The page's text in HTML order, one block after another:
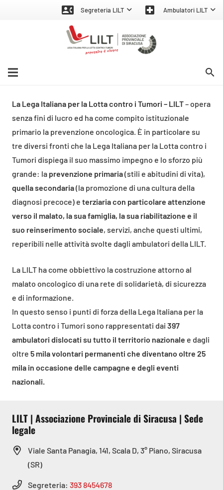
contact_phone Segreteria LILT local_hospital Ambulatori LILT
search
La Lega Italiana per la Lotta contro i Tumori – LILT– opera
senza fini di lucro ed ha come compito istituzionale
primario la prevenzione oncologica. È in particolare su
tre diversi fronti che la Lega Italiana per la Lotta contro i
Tumori dispiega il suo massimo impegno e lo sforzo più
grande: la prevenzione primaria(stili e abitudini di vita),
quella secondaria(la promozione di una cultura della
diagnosi precoce) e terziaria con particolare attenzione
verso il malato, la sua famiglia, la sua riabilitazione e il
suo reinserimento sociale, servizi, anche questi ultimi,
reperibili nelle attività svolte dagli ambulatori della LILT.
La LILT ha come obbiettivo la costruzione attorno al
malato oncologico di una rete di solidarietà, di sicurezza
e di informazione.
In questo senso i punti di forza della Lega Italiana per la
Lotta contro i Tumori sono rappresentati dai 397
ambulatori dislocati su tutto il territorio nazionale e dagli
oltre 5 mila volontari permanenti che diventano oltre 25
mila in occasione delle campagne e degli eventi
nazionali.
LILT | Associazione Provinciale di Siracusa | Sede
legale
Viale Santa Panagia, 141, Scala D, 3° Piano, Siracusa
(SR)
Segreteria: 393 8454678